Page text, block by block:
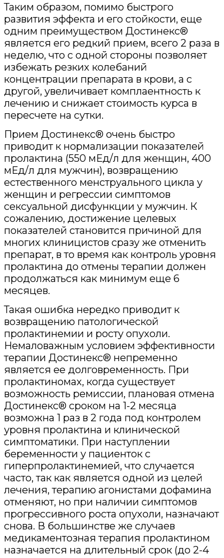
Таким образом, помимо быстрого
развития эффекта и его стойкости, еще
одним преимуществом Достинекс®
является его редкий прием, всего 2 раза в
неделю, что с одной стороны позволяет
избежать резких колебаний
концентрации препарата в крови, а с
другой, увеличивает комплаентность к
лечению и снижает стоимость курса в
пересчете на сутки.
Прием Достинекс® очень быстро
приводит к нормализации показателей
пролактина (550 мЕд/л для женщин, 400
мЕд/л для мужчин), возвращению
естественного менструального цикла у
женщин и регрессии симптомов
сексуальной дисфункции у мужчин. К
сожалению, достижение целевых
показателей становится причиной для
многих клиницистов сразу же отменить
препарат, в то время как контроль уровня
пролактина до отмены терапии должен
продолжаться как минимум еще 6
месяцев.
Такая ошибка нередко приводит к
возвращению патологической
пролактинемии и росту опухоли.
Немаловажным условием эффективности
терапии Достинекс® непременно
является ее долговременность. При
пролактиномах, когда существует
возможность ремиссии, плановая отмена
Достинекс® сроком на 1-2 месяца
возможна 1 раз в 2 года под контролем
уровня пролактина и клинической
симптоматики. При наступлении
беременности у пациенток с
гиперпролактинемией, что случается
часто, так как является одной из целей
лечения, терапию агонистами дофамина
отменяют, но при наличии симптомов
прогрессивного роста опухоли, назначают
снова. В большинстве же случаев
медикаментозная терапия пролактином
назначается на длительный срок (до 2-4